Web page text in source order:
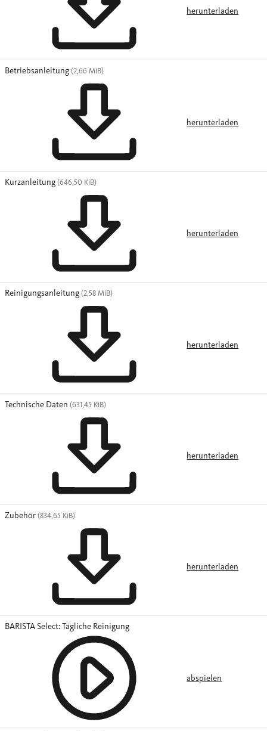
herunterladen
Betriebsanleitung(2,66 MiB)
herunterladen
Kurzanleitung(646,50 KiB)
herunterladen
Reinigungsanleitung(2,58 MiB)
herunterladen
Technische Daten(631,45 KiB)
herunterladen
Zubehör(834,65 KiB)
herunterladen
BARISTA Select: Tägliche Reinigung
abspielen